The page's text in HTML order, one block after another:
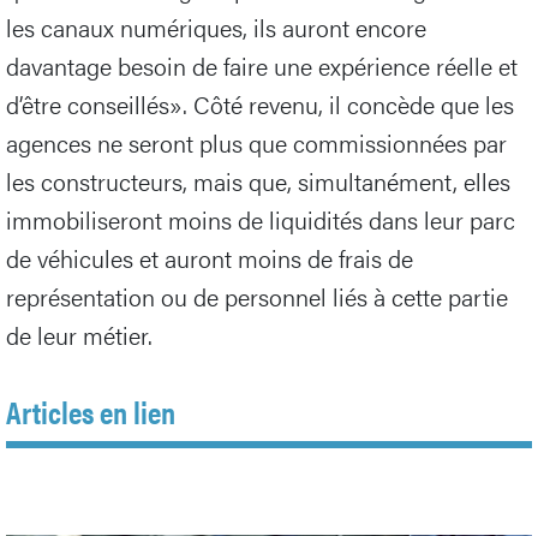
les canaux numériques, ils auront encore
davantage besoin de faire une expérience réelle et
d’être conseillés». Côté revenu, il concède que les
agences ne seront plus que commissionnées par
les constructeurs, mais que, simultanément, elles
immobiliseront moins de liquidités dans leur parc
de véhicules et auront moins de frais de
représentation ou de personnel liés à cette partie
de leur métier.
Articles en lien